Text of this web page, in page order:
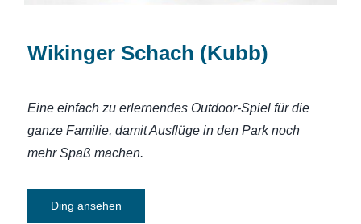
Wikinger Schach (Kubb)
Eine einfach zu erlernendes Outdoor-Spiel für die
ganze Familie, damit Ausflüge in den Park noch
mehr Spaß machen.
Ding ansehen